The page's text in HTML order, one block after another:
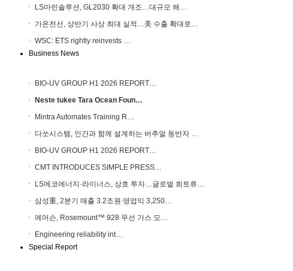
LS마린솔루션, GL2030 확대 개조…대규모 해…
가온전선, 상반기 사상 최대 실적…美 수출 확대로…
WSC: ETS rightly reinvests …
Business News
BIO-UV GROUP H1 2026 REPORT…
Neste tukee Tara Ocean Foun…
Mintra Automates Training R…
다쏘시스템, 인간과 함께 설계하는 버추얼 동반자 …
BIO-UV GROUP H1 2026 REPORT…
CMT INTRODUCES SIMPLE PRESS…
LS에코에너지·라이너스, 상호 투자…글로벌 희토류…
삼성重, 2분기 매출 3.2조원∙영업익 3,250…
에머슨, Rosemount™ 928 무선 가스 모…
Engineering reliability int…
Special Report